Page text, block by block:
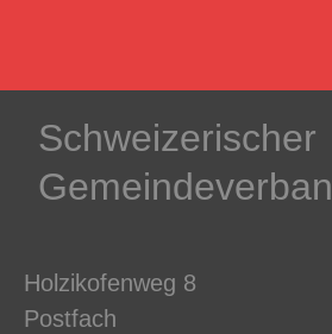
Schweizerischer
Holzikofenweg 8
Postfach